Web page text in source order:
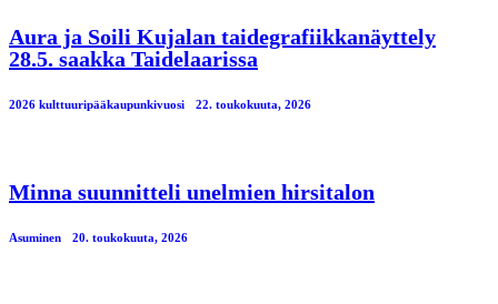
Aura ja Soili Kujalan taidegrafiikkanäyttely
28.5. saakka Taidelaarissa
2026 kulttuuripääkaupunkivuosi 22. toukokuuta, 2026
Minna suunnitteli unelmien hirsitalon
Asuminen 20. toukokuuta, 2026